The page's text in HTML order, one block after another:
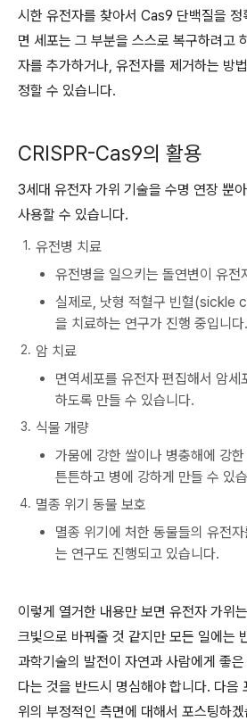
시한 유전자를 찾아서 Cas9 단백질을 정
면 세포는 그 부분을 스스로 복구하려고
자를 추가하거나, 유전자를 제거하는 방
정할 수 있습니다.
CRISPR-Cas9의 활용
3세대 유전자 가위 기술을 수명 연장 뿐
사용할 수 있습니다.
유전병 치료
유전병을 일으키는 돌연변이 유전
실제로, 낫형 적혈구 빈혈(sickle
을 치료하는 연구가 진행 중입니다.
암 치료
면역세포를 유전자 편집해서 암세
하도록 만들 수 있습니다.
식물 개량
가뭄에 강한 쌀이나 병충해에 강
튼튼하고 병에 강하게 만들 수 있
멸종 위기 동물 보호
멸종 위기에 처한 동물들의 유전
는 연구도 진행되고 있습니다.
이렇게 열거한 내용만 보면 유전자 가위
크빛으로 바꿔줄 것 같지만 모든 일에는
과학기술의 발전이 자연과 사람에게 좋
다는 것을 반드시 명심해야 합니다. 다음
위의 부정적인 측면에 대해서 포스팅하